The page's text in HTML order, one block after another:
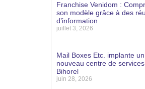
Franchise Venidom :
son modèle grâce à des
d’information
juillet 3, 2026
Mail Boxes Etc. implante un
nouveau centre de
Bihorel
juin 28, 2026